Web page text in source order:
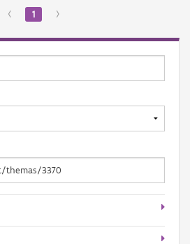
‹ 1 ›